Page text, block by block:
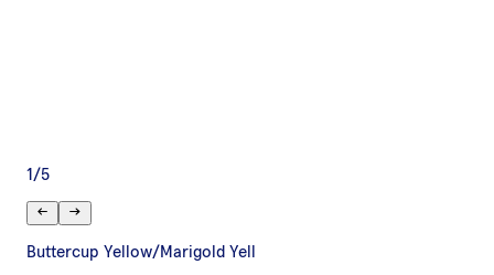
1 /5
Buttercup Yellow/Marigold Yell